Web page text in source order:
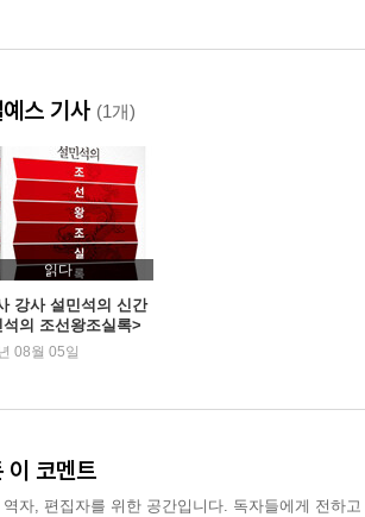
설 -《동물농장》과 배반당한 혁명
의혁명의 메타포, 《동물농장》
농장》은 어떻게 나왔나
스 기사 (1개)
읽다
강사 설민석의 신간
의 조선왕조실록>
1위
08월 05일
이 코멘트
역자, 편집자를 위한 공간입니다. 독자들에게 전하